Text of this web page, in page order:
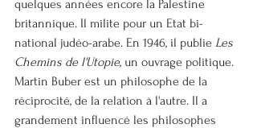
quelques années encore la Palestine
britannique. Il milite pour un Etat bi-
national judéo-arabe. En 1946, il publie Les
Chemins de l'Utopie, un ouvrage politique.
Martin Buber est un philosophe de la
réciprocité, de la relation à l'autre. Il a
grandement influencé les philosophes